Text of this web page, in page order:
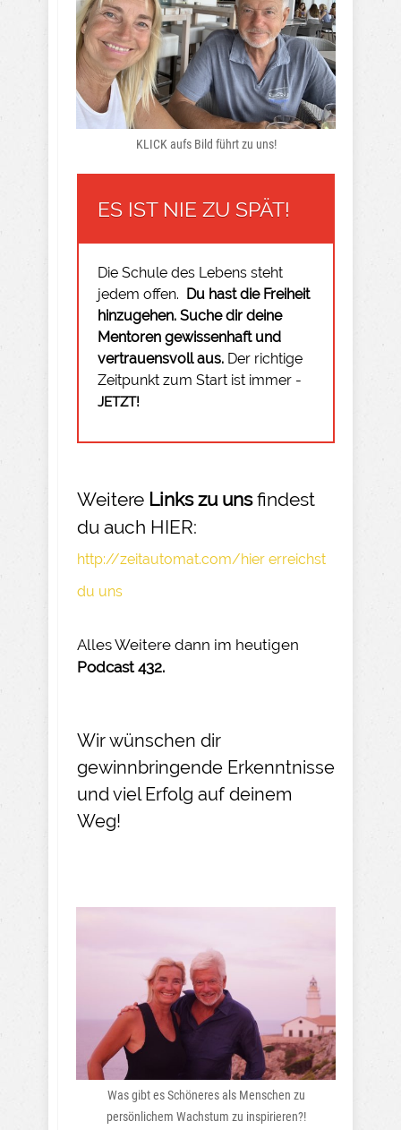
KLICK aufs Bild führt zu uns!
ES IST NIE ZU SPÄT!
Die Schule des Lebens steht
jedem offen. Du hast die Freiheit
hinzugehen. Suche dir deine
Mentoren gewissenhaft und
vertrauensvoll aus. Der richtige
Zeitpunkt zum Start ist immer -
JETZT!
Weitere Links zu unsfindest
du auch HIER:
http://zeitautomat.com/hier erreichst
du uns
Alles Weitere dann im heutigen
Podcast 432.
Wir wünschen dir
gewinnbringende Erkenntnisse
und viel Erfolg auf deinem
Weg!
Was gibt es Schöneres als Menschen zu
persönlichem Wachstum zu inspirieren?!